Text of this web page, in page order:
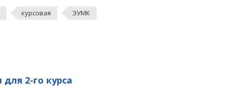
курсовая ЭУМК
2-го курса